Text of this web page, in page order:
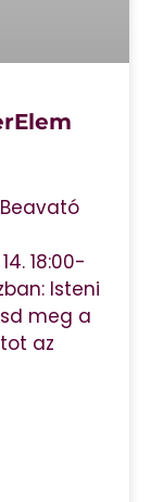
18:00-
Isteni
meg a
az